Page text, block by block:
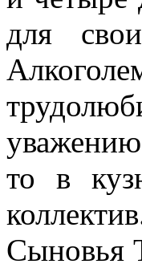
для
то в
Сыновья